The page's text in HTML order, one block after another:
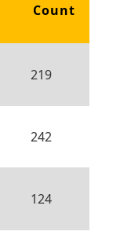
Count
219
242
124